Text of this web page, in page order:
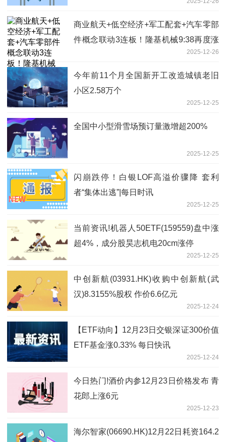
商业航天+低空经济+军工配套+汽车零部
件概念联动3连板！隆基机械9:38再度涨
2025-12-26
今年前11个月全国新开工改造城镇老旧
小区2.58万个
2025-12-25
全国中小型滑雪场预订量激增超200%
2025-12-25
闪崩跌停！白银LOF高溢价骤降 套利
者“集体出逃”|每日时讯
2025-12-25
当前资讯!机器人50ETF(159559)盘中涨
超4%，成分股昊志机电20cm涨停
2025-12-25
中创新航(03931.HK)收购中创新航(武
汉)8.3155%股权 作价6.6亿元
2025-12-24
【ETF动向】12月23日交银深证300价值
ETF基金涨0.33% 每日快讯
2025-12-24
今日热门!酒价内参12月23日价格发布 青
花郎上涨6元
2025-12-23
海尔智家(06690.HK)12月22日耗资164.2